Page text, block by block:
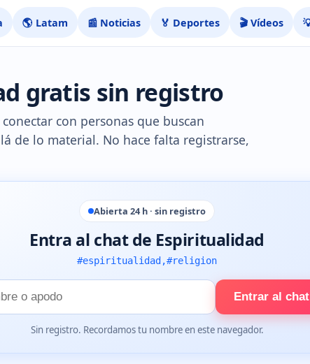
🌎 Latam 📰 Noticias 🏅 Deportes 🎬 Vídeos
gratis sin registro
con personas que buscan
de lo material. No hace falta registrarse,
Abierta 24 h · sin registro
Entra al chat de Espiritualidad
#espiritualidad,#religion
Entrar al
Sin registro. Recordamos tu nombre en este navegador.